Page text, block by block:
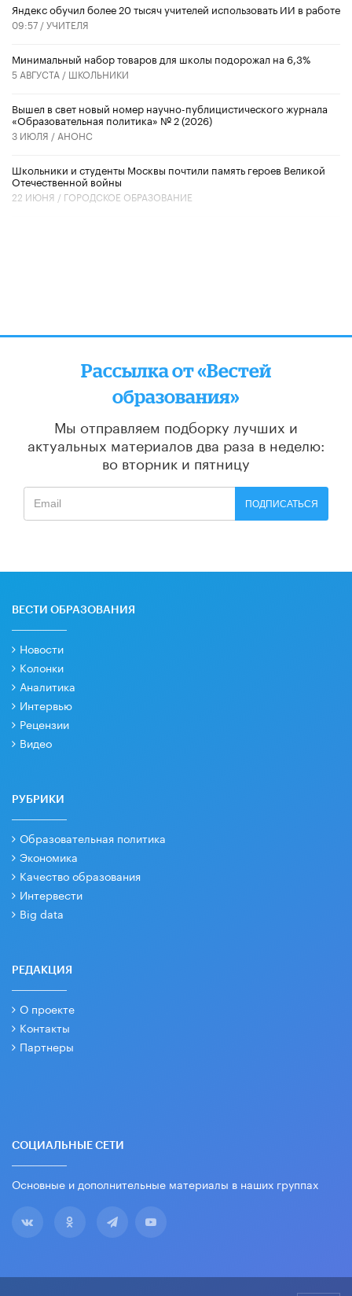
​Яндекс обучил более 20 тысяч учителей использовать ИИ в работе
09:57 /УЧИТЕЛЯ
Минимальный набор товаров для школы подорожал на 6,3%
5 АВГУСТА / ШКОЛЬНИКИ
Вышел в свет новый номер научно-публицистического журнала
«Образовательная политика» № 2 (2026)
3 ИЮЛЯ / АНОНС
Школьники и студенты Москвы почтили память героев Великой
Отечественной войны
22 ИЮНЯ / ГОРОДСКОЕ ОБРАЗОВАНИЕ
Рассылка от «Вестей
образования»
Мы отправляем подборку лучших и
актуальных материалов два раза в неделю:
во вторник и пятницу
ПОДПИСАТЬСЯ
ВЕСТИ ОБРАЗОВАНИЯ
Новости
Колонки
Аналитика
Интервью
Рецензии
Видео
РУБРИКИ
Образовательная политика
Экономика
Качество образования
Интервести
Big data
РЕДАКЦИЯ
О проекте
Контакты
Партнеры
СОЦИАЛЬНЫЕ СЕТИ
Основные и дополнительные материалы в наших группах